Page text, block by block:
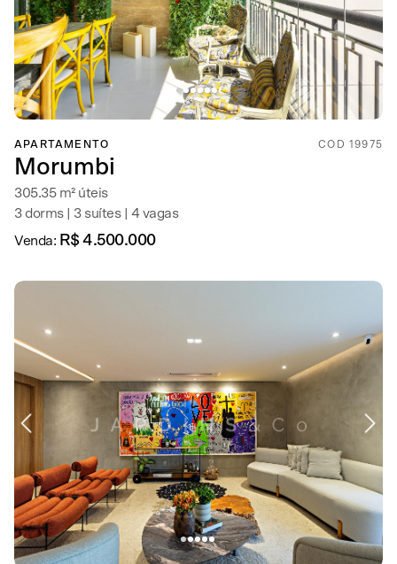
APARTAMENTO COD 19975
Morumbi
305.35 m² úteis
3 dorms | 3 suítes | 4 vagas
Venda: R$ 4.500.000